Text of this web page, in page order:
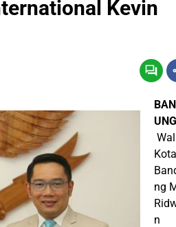
Kevin
UNG
Kota
ng
n